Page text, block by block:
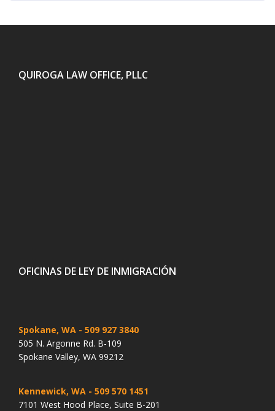
QUIROGA LAW OFFICE, PLLC
OFICINAS DE LEY DE INMIGRACIÓN
Spokane, WA - 509 927 3840
505 N. Argonne Rd. B-109
Spokane Valley, WA 99212
Kennewick, WA - 509 570 1451
7101 West Hood Place, Suite B-201